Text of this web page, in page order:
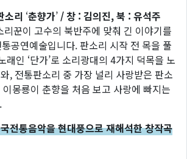
소리 ‘춘향가’/ 창 : 김의진, 북 : 유석주
리꾼이 고수의 북반주에 맞춰 긴 이야기를
공연예술입니다. 판소리 시작 전 목을 풀
래인 ‘단가’로 소리광대의 4가지 덕목을 노
, 전통판소리 중 가장 널리 사랑받은 판소
몽룡이 춘향을 처음 보고 사랑에 빠지는
전통음악을 현대풍으로 재해석한 창작곡